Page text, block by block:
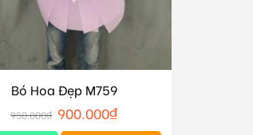
Bó Hoa Đẹp M759
950.000₫ 900.000₫